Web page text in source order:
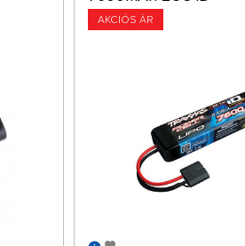
AKCIÓS ÁR